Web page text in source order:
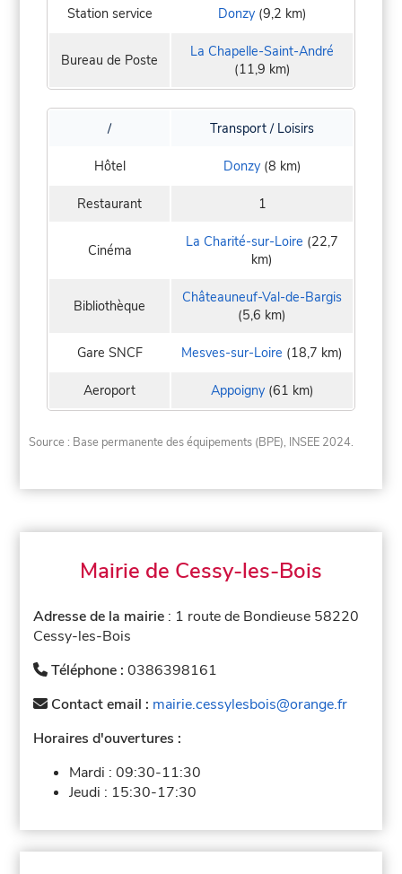
Station service Donzy(9,2 km)
Bureau de Poste
La Chapelle-Saint-André
(11,9 km)
/ Transport / Loisirs
Hôtel Donzy(8 km)
Restaurant 1
Cinéma La Charité-sur-Loire (22,7
km)
Bibliothèque
Châteauneuf-Val-de-Bargis
(5,6 km)
Gare SNCF Mesves-sur-Loire (18,7 km)
Aeroport Appoigny(61 km)
Source : Base permanente des équipements (BPE), INSEE 2024.
Mairie de Cessy-les-Bois
Adresse de la mairie : 1 route de Bondieuse 58220
Cessy-les-Bois
Téléphone :0386398161
Contact email : mairie.cessylesbois@orange.fr
Horaires d'ouvertures :
Mardi :09:30-11:30
Jeudi : 15:30-17:30